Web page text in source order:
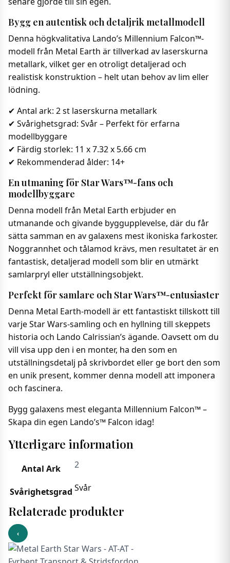
Bygg en autentisk och detaljrik metallmodell
Denna högkvalitativa Lando’s Millennium Falcon™-
modell från Metal Earth är tillverkad av laserskurna
metallark, vilket ger en otroligt detaljerad och
realistisk konstruktion – helt utan behov av lim eller
lödning.
✔ Antal ark: 2 st laserskurna metallark
✔ Svårighetsgrad: Svår – Perfekt för erfarna
modellbyggare
✔ Färdig storlek: 11 x 7.32 x 5.66 cm
✔ Rekommenderad ålder: 14+
En utmaning för Star Wars™-fans och
modellbyggare
Denna modell från Metal Earth erbjuder en
utmanande och givande byggupplevelse, där du får
sätta samman en av galaxens mest ikoniska farkoster.
Noggrannhet och tålamod krävs, men resultatet är en
fantastisk, detaljerad modell som blir en utmärkt
samlarpryl eller utställningsobjekt.
Perfekt för samlare och Star Wars™-entusiaster
Denna Metal Earth-modell är ett fantastiskt tillskott till
varje Star Wars-samling och en hyllning till skeppets
historia och Lando Calrissian’s ägande. Oavsett om du
vill visa upp den i en monter, ha den som en
utställningsdetalj på skrivbordet eller ge bort den som
en unik present, kommer denna modell att imponera
och fascinera.
Bygg galaxens mest eleganta Millennium Falcon™ –
Skapa din egen Lando’s™ Falcon idag!
Ytterligare information
Antal Ark 2
Svårighetsgrad Svår
Relaterade produkter
‹